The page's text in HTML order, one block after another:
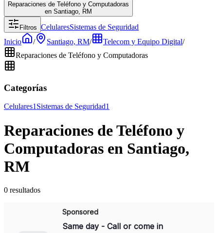
Reparaciones de Teléfono y Computadoras
en Santiago, RM
Filtros CelularesSistemas de Seguridad
Inicio
/ Santiago, RM/ Telecom y Equipo Digital/
Reparaciones de Teléfono y Computadoras
Categorías
Celulares1Sistemas de Seguridad1
Reparaciones de Teléfono y
Computadoras en Santiago,
RM
0 resultados